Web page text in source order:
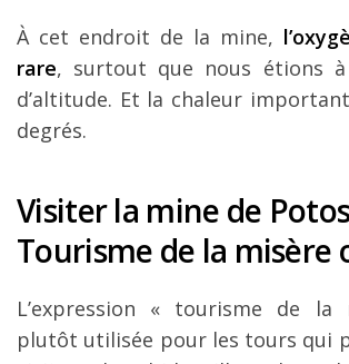
À cet endroit de la mine,
rare, surtout que nous étions à
d’altitude. Et la chaleur
degrés.
Visiter la mine de
Tourisme de la misère
L’expression « tourisme de
plutôt utilisée pour les tours qui